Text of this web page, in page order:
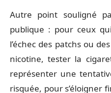
Autre point souligné
publique : pour ceux
l’échec des patchs ou
nicotine, tester la
représenter une
risquée, pour s’éloigner